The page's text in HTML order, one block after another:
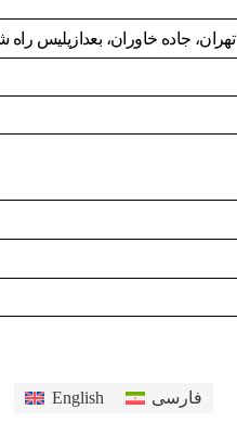
تهران، جاده خاوران، بعدازپلیس راه
English
فارسی